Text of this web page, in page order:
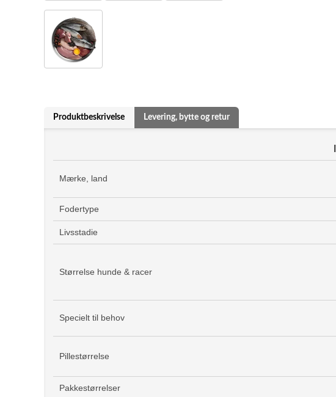
Produktbeskrivelse Levering, bytte og retur
Mærke, land
Fodertype
Livsstadie
Størrelse hunde & racer
Specielt til behov
Pillestørrelse
Pakkestørrelser